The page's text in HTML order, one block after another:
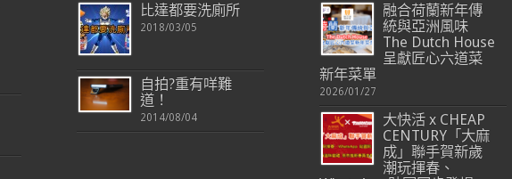
比達都要洗廁所
2018/03/05
自拍?重有咩難
道！
2014/08/04
融合荷蘭新年傳
統與亞洲風味
The Dutch House
呈獻匠心六道菜
新年菜單
2026/01/27
大快活 x CHEAP
CENTURY「大麻
成」聯手賀新歲
潮玩揮春、